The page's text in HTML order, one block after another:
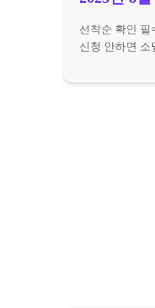
선착순 확인 필
신청 안하면 소